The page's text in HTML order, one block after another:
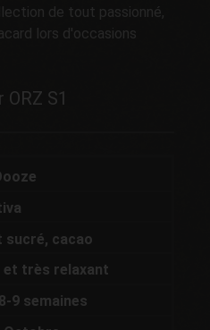
de tout passionné,
lors d'occasions
S1
sucré, cacao
et très relaxant
8-9 semaines